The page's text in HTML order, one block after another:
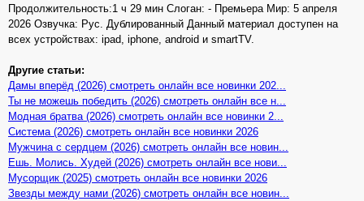
Продолжительность:1 ч 29 мин Слоган: - Премьера Мир: 5 апреля
2026 Озвучка: Рус. Дублированный Данный материал доступен на
всех устройствах: ipad, iphone, android и smartTV.
Другие статьи:
Дамы вперёд (2026) смотреть онлайн все новинки 202...
Ты не можешь победить (2026) смотреть онлайн все н...
Модная братва (2026) смотреть онлайн все новинки 2...
Система (2026) смотреть онлайн все новинки 2026
Мужчина с сердцем (2026) смотреть онлайн все новин...
Ешь. Молись. Худей (2026) смотреть онлайн все нови...
Мусорщик (2025) смотреть онлайн все новинки 2026
Звезды между нами (2026) смотреть онлайн все новин...